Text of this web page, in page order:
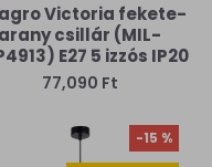
Victoria fekete-
arany csillár (MIL-
E27 5 izzós IP20
77,090 Ft
-15 %